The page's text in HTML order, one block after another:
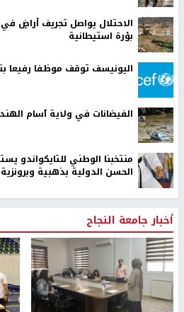
الاحتلال يواصل تجريف أراضٍ
بؤرة استيطانية
اليونيسف توقف موظفا رفيعا
الفيضانات في ولاية آسام الهندية
منتخبنا الوطني للتايكواندو
الحسن الدولية بذهبية وبرونزية
أخبار جامعة النجاح